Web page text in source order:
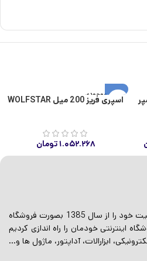
۱۲ ولت ۲۰ آمپر
اتمام موجودی
اسپری فریز 200 میل WOLFSTAR
۱.۰۵۲.۲۶۸تومان
فروشگاه ببستون الکترونیک فعالیت خود را از سال 1385 بصورت فروشگاه
اینترنتی خودمان را راه اندازی کردیم
ابزارالات، آداپتور، ماژول ها و…